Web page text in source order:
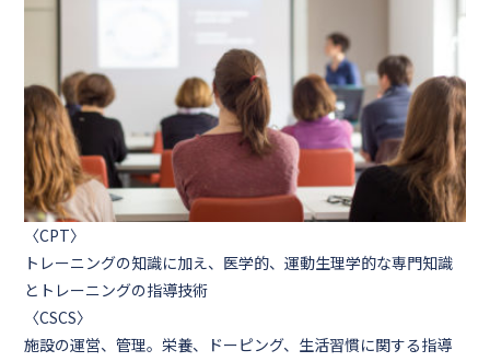
〈CPT〉
トレーニングの知識に加え、医学的、運動生理学的な専門知識
とトレーニングの指導技術
〈CSCS〉
施設の運営、管理。栄養、ドーピング、生活習慣に関する指導